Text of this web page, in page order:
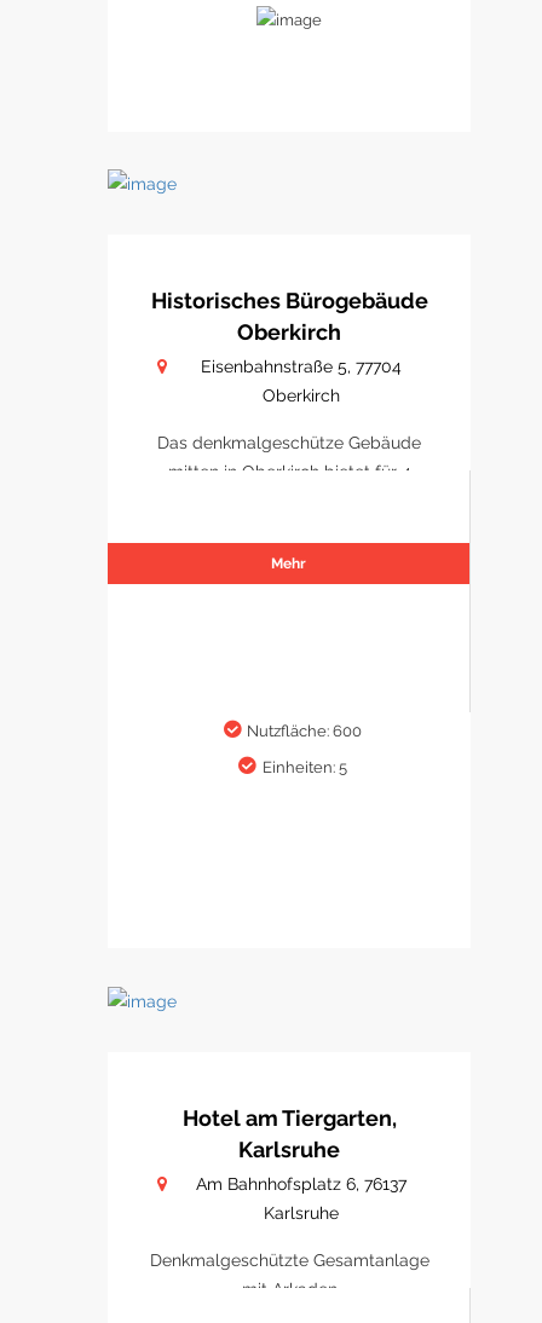
Historisches Bürogebäude
Oberkirch
Eisenbahnstraße 5, 77704
Oberkirch
Das denkmalgeschütze Gebäude
mitten in Oberkirch bietet für 4
Mehr
Nutzfläche: 600
Einheiten: 5
Hotel am Tiergarten,
Karlsruhe
Am Bahnhofsplatz 6, 76137
Karlsruhe
Denkmalgeschützte Gesamtanlage
mit Arkaden